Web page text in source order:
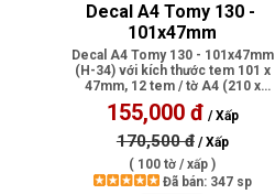
Decal A4 Tomy 130 -
101x47mm
Decal A4 Tomy 130 - 101x47mm
(H-34) với kích thước tem 101 x
47mm, 12 tem / tờ A4 (210 x
297mm), có ..
155,000 đ / Xấp
170,500 đ/ Xấp
( 100 tờ / xấp )
Đã bán: 347 sp